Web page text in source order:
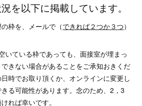
を以下に掲載しています。
枠を、メールで（できれば２つか３つ）
いている枠であっても、面接室が埋まっ
きない場合があることをご承知おきくだ
時でお取り頂くか、オンラインに変更し
る可能性があります。念のため、2，3
れば幸いです。